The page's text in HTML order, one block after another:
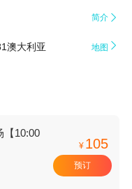
简介 
澳大利亚 地图 
【10:00
¥ 105
预订